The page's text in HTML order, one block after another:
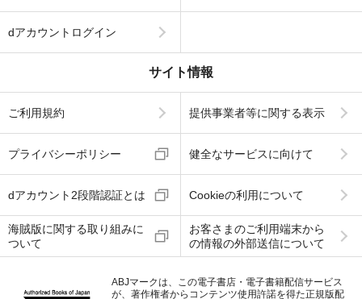
dアカウントログイン
サイト情報
ご利用規約 提供事業者等に関する表示
プライバシーポリシー 健全なサービスに向けて
dアカウント2段階認証とは Cookieの利用について
海賊版に関する取り組みに
ついて
お客さまのご利用端末から
の情報の外部送信について
ABJマークは、この電子書店・電子書籍配信サービス
が、著作権者からコンテンツ使用許諾を得た正規版配